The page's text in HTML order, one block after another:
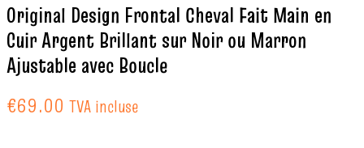
Original Design Frontal Cheval Fait Main en
Cuir Argent Brillant sur Noir ou Marron
Ajustable avec Boucle
€69.00 TVA incluse